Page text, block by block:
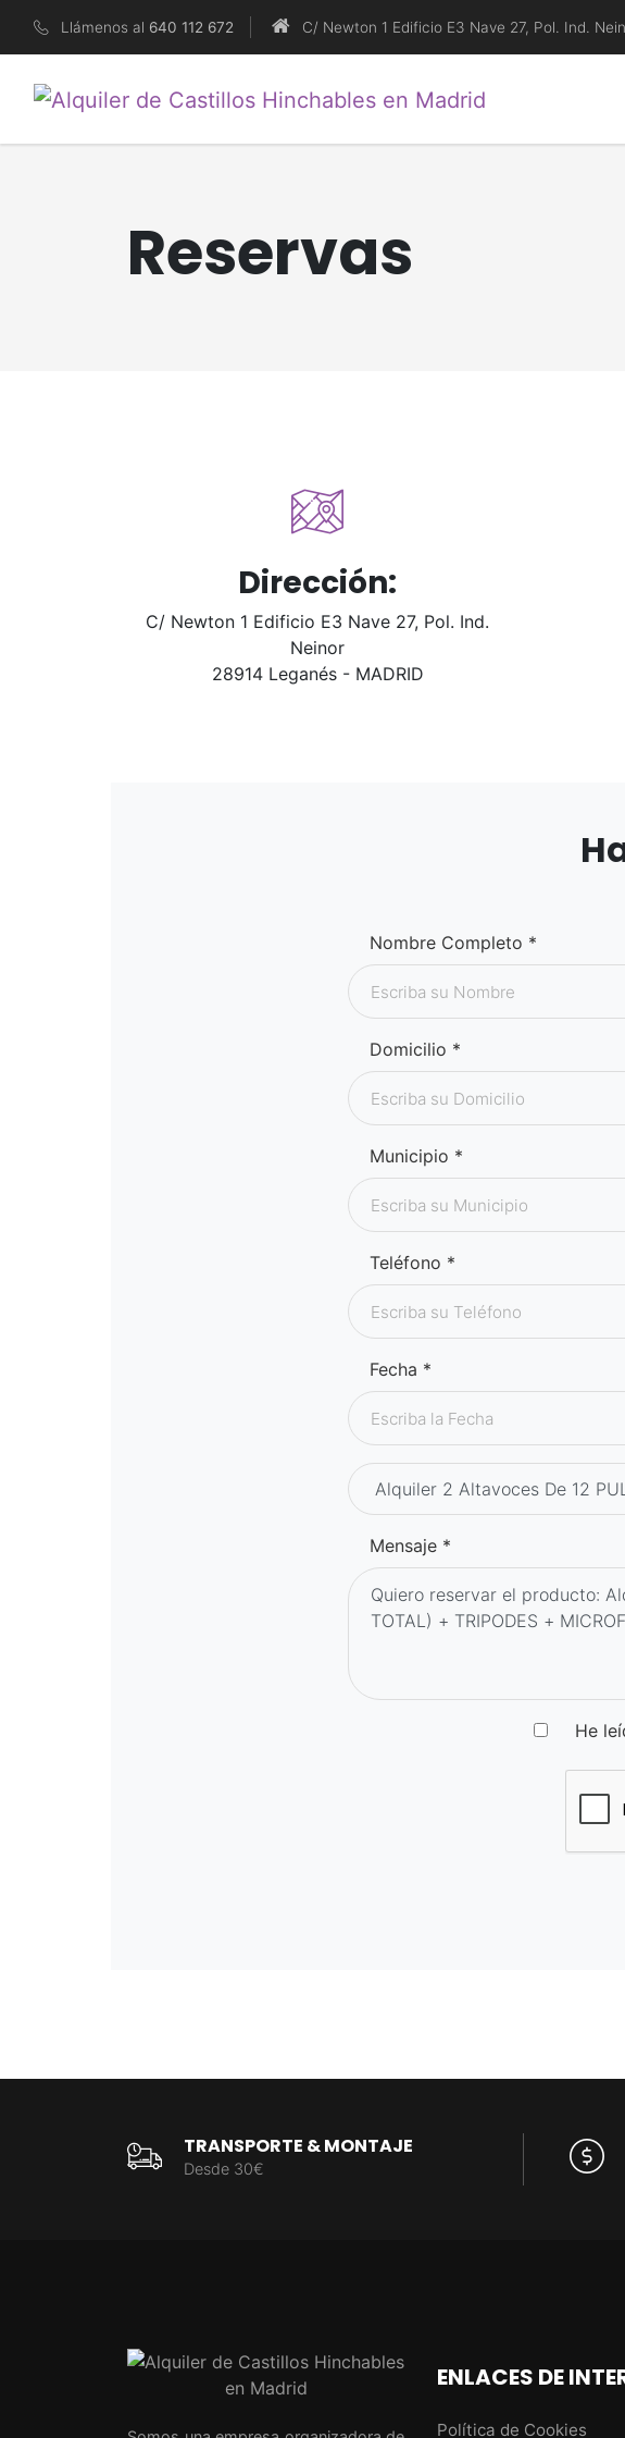
Llámenos al 640 112 672 C/ Newton 1 Edificio E3 Nave 27, Pol. Ind.
Reservas
Dirección:
C/ Newton 1 Edificio E3 Nave 27, Pol. Ind.
Neinor
28914 Leganés - MADRID
Nombre Completo *
Domicilio *
Municipio *
Teléfono *
Fecha *
Mensaje *
He
TRANSPORTE & MONTAJE
Desde 30€
ENLACES DE
Política de Cookies